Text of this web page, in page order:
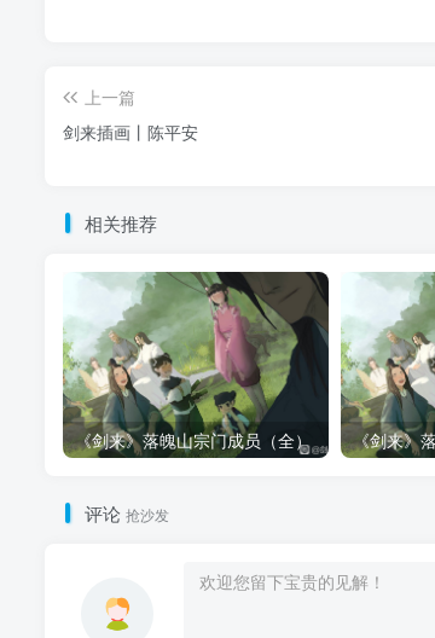
上一篇
剑来插画丨陈平安
相关推荐
《剑来》落魄山宗门成员（全）
评论 抢沙发